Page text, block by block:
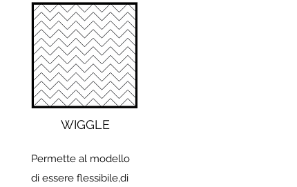
WIGGLE
Permette al modello
di essere flessibile,di